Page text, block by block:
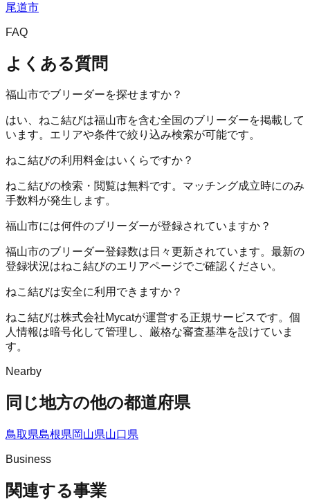
尾道市
FAQ
よくある質問
福山市でブリーダーを探せますか？
はい、ねこ結びは福山市を含む全国のブリーダーを掲載して
います。エリアや条件で絞り込み検索が可能です。
ねこ結びの利用料金はいくらですか？
ねこ結びの検索・閲覧は無料です。マッチング成立時にのみ
手数料が発生します。
福山市には何件のブリーダーが登録されていますか？
福山市のブリーダー登録数は日々更新されています。最新の
登録状況はねこ結びのエリアページでご確認ください。
ねこ結びは安全に利用できますか？
ねこ結びは株式会社Mycatが運営する正規サービスです。個
人情報は暗号化して管理し、厳格な審査基準を設けていま
す。
Nearby
同じ地方の他の都道府県
鳥取県島根県岡山県山口県
Business
関連する事業